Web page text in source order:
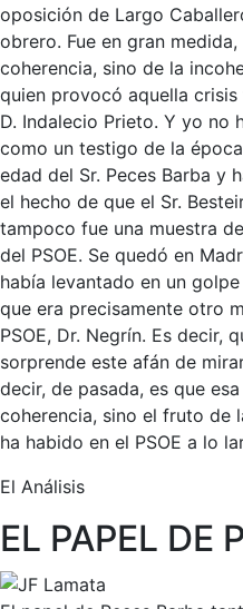
oposición de Largo
obrero. Fue en gran
coherencia, sino de la
quien provocó aquella
D. Indalecio Prieto. Y yo no
como un testigo de la
edad del Sr. Peces Barba y
el hecho de que el Sr.
tampoco fue una muestra
del PSOE. Se quedó en
había levantado en un
que era precisamente otro
PSOE, Dr. Negrín. Es decir,
sorprende este afán de
decir, de pasada, es que
coherencia, sino el fruto de
ha habido en el PSOE a lo
El Análisis
EL PAPEL DE